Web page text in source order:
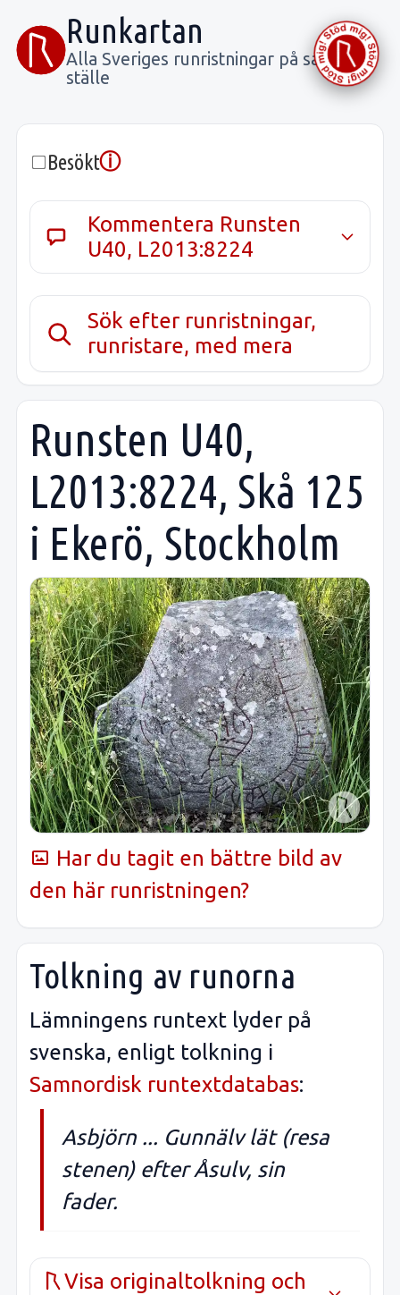
Runkartan
Alla Sveriges runristningar på samma
ställe
Besöktⓘ
Kommentera Runsten
U40, L2013:8224
Sök efter runristningar,
runristare, med mera
Runsten U40,
L2013:8224, Skå 125
i Ekerö, Stockholm
Har du tagit en bättre bild av
den här runristningen?
Tolkning av runorna
Lämningens runtext lyder på
svenska, enligt tolkning i
Samnordisk runtextdatabas:
Asbjörn ... Gunnälv lät (resa
stenen) efter Åsulv, sin
fader.
Visa originaltolkning och